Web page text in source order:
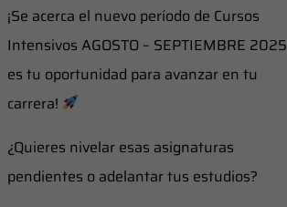
¡Se acerca el nuevo período de Cursos
Intensivos AGOSTO – SEPTIEMBRE
es tu oportunidad para avanzar en tu
carrera!
¿Quieres nivelar esas asignaturas
pendientes o adelantar tus estudios?